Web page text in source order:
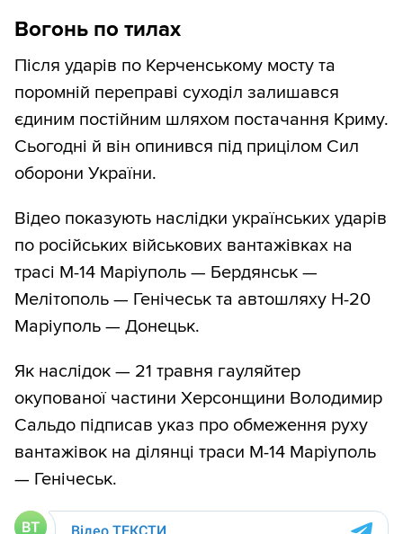
Вогонь по тилах
Після ударів по Керченському мосту та
поромній переправі суходіл залишався
єдиним постійним шляхом постачання Криму.
Сьогодні й він опинився під прицілом Сил
оборони України.
Відео показують наслідки українських ударів
по російських військових вантажівках на
трасі М-14 Маріуполь — Бердянськ —
Мелітополь — Генічеськ та автошляху Н-20
Маріуполь — Донецьк.
Як наслідок — 21 травня гауляйтер
окупованої частини Херсонщини Володимир
Сальдо підписав указ про обмеження руху
вантажівок на ділянці траси М-14 Маріуполь
— Генічеськ.